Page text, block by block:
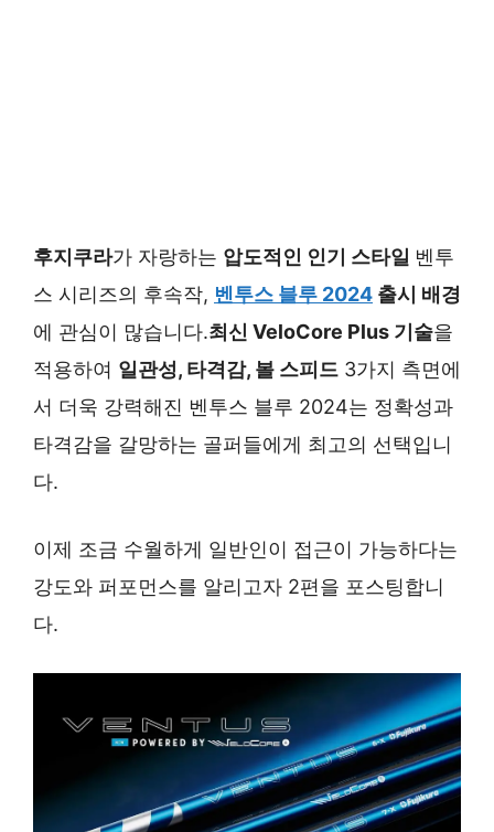
후지쿠라가 자랑하는 압도적인 인기 스타일 벤투
스 시리즈의 후속작, 벤투스 블루 2024 출시 배경
에 관심이 많습니다.최신 VeloCore Plus 기술을
적용하여 일관성, 타격감, 볼 스피드 3가지 측면에
서 더욱 강력해진 벤투스 블루 2024는 정확성과
타격감을 갈망하는 골퍼들에게 최고의 선택입니
다.
이제 조금 수월하게 일반인이 접근이 가능하다는
강도와 퍼포먼스를 알리고자 2편을 포스팅합니
다.